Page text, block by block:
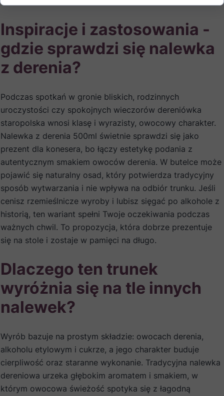
Inspiracje i zastosowania -
gdzie sprawdzi się nalewka
z derenia?
Podczas spotkań w gronie bliskich, rodzinnych
uroczystości czy spokojnych wieczorów dereniówka
staropolska wnosi klasę i wyrazisty, owocowy charakter.
Nalewka z derenia 500ml świetnie sprawdzi się jako
prezent dla konesera, bo łączy estetykę podania z
autentycznym smakiem owoców derenia. W butelce może
pojawić się naturalny osad, który potwierdza tradycyjny
sposób wytwarzania i nie wpływa na odbiór trunku. Jeśli
cenisz rzemieślnicze wyroby i lubisz sięgać po alkohole z
historią, ten wariant spełni Twoje oczekiwania podczas
ważnych chwil. To propozycja, która dobrze prezentuje
się na stole i zostaje w pamięci na długo.
Dlaczego ten trunek
wyróżnia się na tle innych
nalewek?
Wyrób bazuje na prostym składzie: owocach derenia,
alkoholu etylowym i cukrze, a jego charakter buduje
cierpliwość oraz staranne wykonanie. Tradycyjna nalewka
dereniowa urzeka głębokim aromatem i smakiem, w
którym owocowa świeżość spotyka się z łagodną